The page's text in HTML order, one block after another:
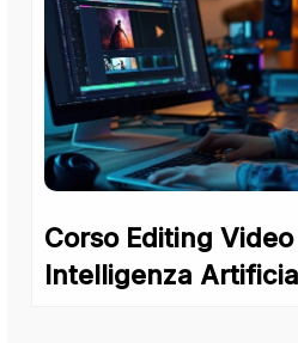
Corso Editing
Intelligenza